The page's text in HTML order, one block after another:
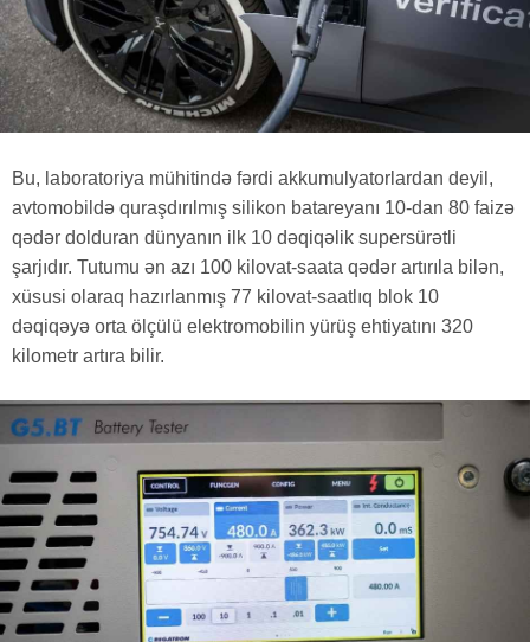
Bu, laboratoriya mühitində fərdi akkumulyatorlardan deyil,
avtomobildə quraşdırılmış silikon batareyanı 10-dan 80 faizə
qədər dolduran dünyanın ilk 10 dəqiqəlik supersürətli
şarjıdır. Tutumu ən azı 100 kilovat-saata qədər artırıla bilən,
xüsusi olaraq hazırlanmış 77 kilovat-saatlıq blok 10
dəqiqəyə orta ölçülü elektromobilin yürüş ehtiyatını 320
kilometr artıra bilir.